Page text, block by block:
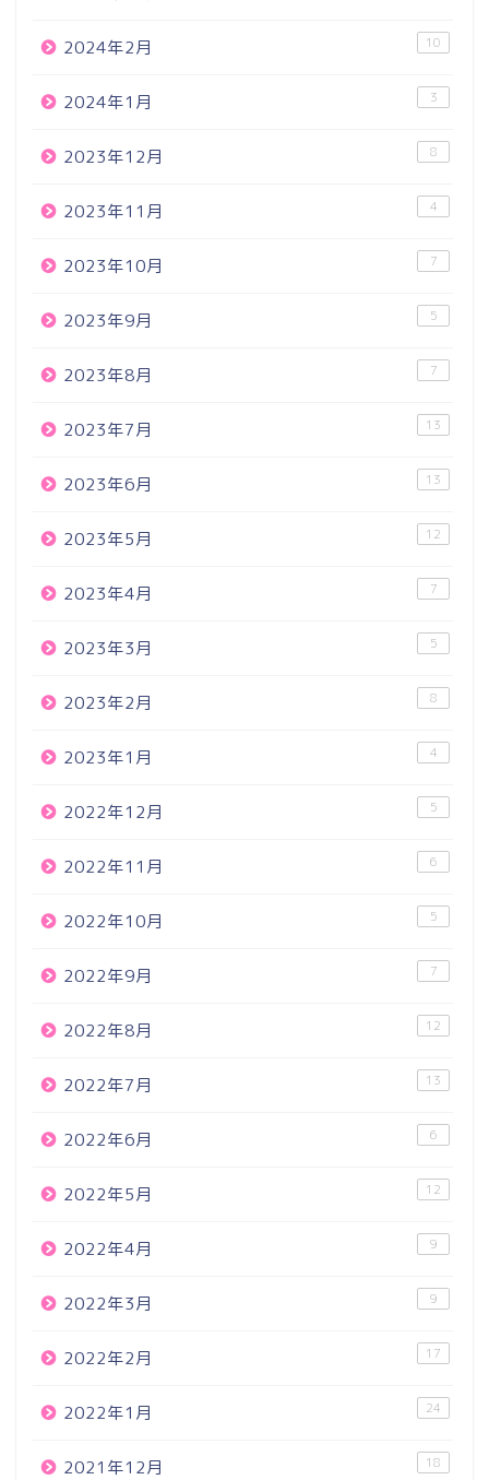
2024年2月 10
2024年1月 3
2023年12月 8
2023年11月 4
2023年10月 7
2023年9月 5
2023年8月 7
2023年7月 13
2023年6月 13
2023年5月 12
2023年4月 7
2023年3月 5
2023年2月 8
2023年1月 4
2022年12月 5
2022年11月 6
2022年10月 5
2022年9月 7
2022年8月 12
2022年7月 13
2022年6月 6
2022年5月 12
2022年4月 9
2022年3月 9
2022年2月 17
2022年1月 24
2021年12月 18